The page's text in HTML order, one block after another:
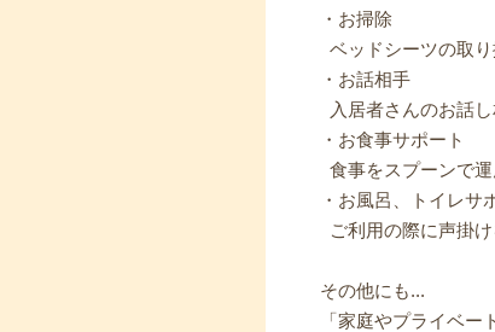
・お掃除
ベッドシーツの取
・お話相手
入居者さんのお話
・お食事サポート
食事をスプーンで
・お風呂、トイレサ
ご利用の際に声掛
その他にも...
「家庭やプライベー